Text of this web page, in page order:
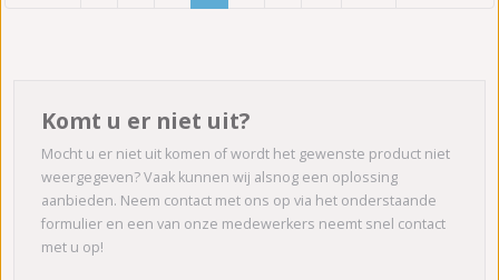
Komt u er niet uit?
Mocht u er niet uit komen of wordt het gewenste product niet
weergegeven? Vaak kunnen wij alsnog een oplossing
aanbieden. Neem contact met ons op via het onderstaande
formulier en een van onze medewerkers neemt snel contact
met u op!